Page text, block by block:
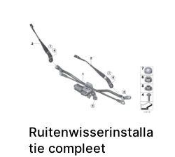
Ruitenwisserinstalla
tie compleet